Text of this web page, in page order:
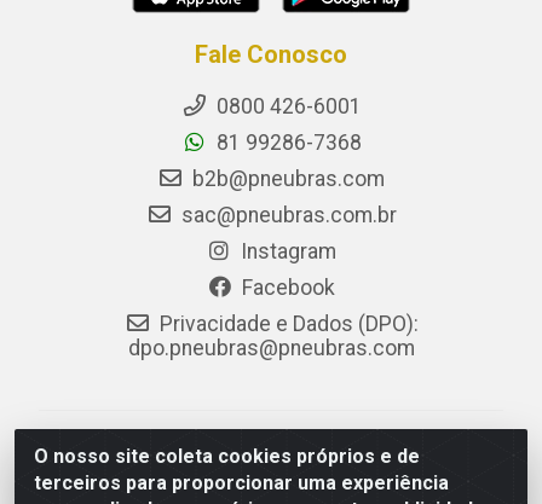
O nosso site coleta cookies próprios e de
terceiros para proporcionar uma experiência
Fale Conosco
0800 426-6001
81 99286-7368
b2b@pneubras.com
sac@pneubras.com.br
Instagram
Facebook
Privacidade e Dados (DPO):
dpo.pneubras@pneubras.com
PneuBras - Rodovia BR-101, KM 82 - Prazeres,
Jaboatão dos Guararapes/PE - CEP 54.335-000 - CNPJ
08.678.386/0001-05 - Pneubras Comércio de Pneus